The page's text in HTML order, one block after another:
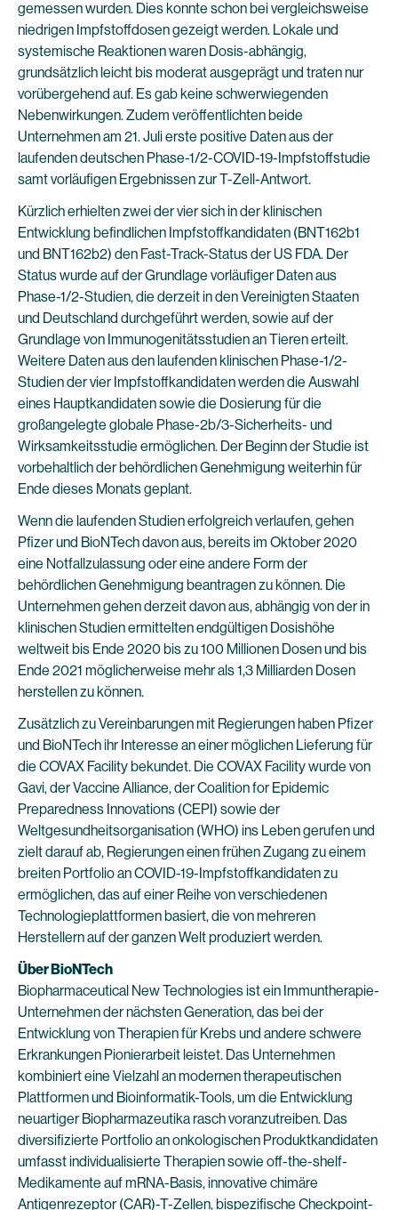
gemessen wurden. Dies konnte schon bei vergleichsweise
niedrigen Impfstoffdosen gezeigt werden. Lokale und
systemische Reaktionen waren Dosis-abhängig,
grundsätzlich leicht bis moderat ausgeprägt und traten nur
vorübergehend auf. Es gab keine schwerwiegenden
Nebenwirkungen. Zudem veröffentlichten beide
Unternehmen am 21. Juli erste positive Daten aus der
laufenden deutschen Phase-1/2-COVID-19-Impfstoffstudie
samt vorläufigen Ergebnissen zur T-Zell-Antwort.
Kürzlich erhielten zwei der vier sich in der klinischen
Entwicklung befindlichen Impfstoffkandidaten (BNT162b1
und BNT162b2) den Fast-Track-Status der US FDA. Der
Status wurde auf der Grundlage vorläufiger Daten aus
Phase-1/2-Studien, die derzeit in den Vereinigten Staaten
und Deutschland durchgeführt werden, sowie auf der
Grundlage von Immunogenitätsstudien an Tieren erteilt.
Weitere Daten aus den laufenden klinischen Phase-1/2-
Studien der vier Impfstoffkandidaten werden die Auswahl
eines Hauptkandidaten sowie die Dosierung für die
großangelegte globale Phase-2b/3-Sicherheits- und
Wirksamkeitsstudie ermöglichen. Der Beginn der Studie ist
vorbehaltlich der behördlichen Genehmigung weiterhin für
Ende dieses Monats geplant.
Wenn die laufenden Studien erfolgreich verlaufen, gehen
Pfizer und BioNTech davon aus, bereits im Oktober 2020
eine Notfallzulassung oder eine andere Form der
behördlichen Genehmigung beantragen zu können. Die
Unternehmen gehen derzeit davon aus, abhängig von der in
klinischen Studien ermittelten endgültigen Dosishöhe
weltweit bis Ende 2020 bis zu 100 Millionen Dosen und bis
Ende 2021 möglicherweise mehr als 1,3 Milliarden Dosen
herstellen zu können.
Zusätzlich zu Vereinbarungen mit Regierungen haben Pfizer
und BioNTech ihr Interesse an einer möglichen Lieferung für
die COVAX Facility bekundet. Die COVAX Facility wurde von
Gavi, der Vaccine Alliance, der Coalition for Epidemic
Preparedness Innovations (CEPI) sowie der
Weltgesundheitsorganisation (WHO) ins Leben gerufen und
zielt darauf ab, Regierungen einen frühen Zugang zu einem
breiten Portfolio an COVID-19-Impfstoffkandidaten zu
ermöglichen, das auf einer Reihe von verschiedenen
Technologieplattformen basiert, die von mehreren
Herstellern auf der ganzen Welt produziert werden.
Über BioNTech
Biopharmaceutical New Technologies ist ein Immuntherapie-
Unternehmen der nächsten Generation, das bei der
Entwicklung von Therapien für Krebs und andere schwere
Erkrankungen Pionierarbeit leistet. Das Unternehmen
kombiniert eine Vielzahl an modernen therapeutischen
Plattformen und Bioinformatik-Tools, um die Entwicklung
neuartiger Biopharmazeutika rasch voranzutreiben. Das
diversifizierte Portfolio an onkologischen Produktkandidaten
umfasst individualisierte Therapien sowie off-the-shelf-
Medikamente auf mRNA-Basis, innovative chimäre
Antigenrezeptor (CAR)-T-Zellen, bispezifische Checkpoint-